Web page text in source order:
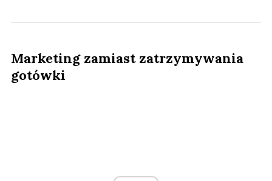
Marketing zamiast zatrzymywania
gotówki